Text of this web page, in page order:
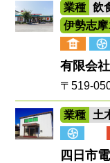
業種
飲
伊勢志
有限会
〒519-
業種 土
四日市